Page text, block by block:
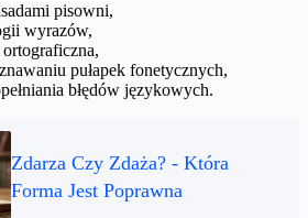
pisowni,
wyrazów,
pułapek fonetycznych,
błędów językowych.
Zdarza Czy Zdaża? - Która
Forma Jest Poprawna